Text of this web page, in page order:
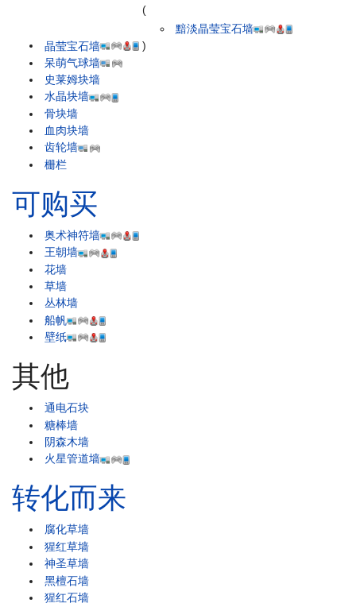
晶莹宝石墙
(
黯淡晶莹宝石墙
)
呆萌气球墙
史莱姆块墙
水晶块墙
骨块墙
血肉块墙
齿轮墙
栅栏
可购买
奥术神符墙
王朝墙
花墙
草墙
丛林墙
船帆
壁纸
其他
通电石块
糖棒墙
阴森木墙
火星管道墙
转化而来
腐化草墙
猩红草墙
神圣草墙
黑檀石墙
猩红石墙